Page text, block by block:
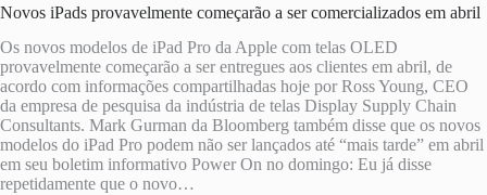
Novos iPads provavelmente começarão a ser comercializados em abril
Os novos modelos de iPad Pro da Apple com telas OLED
provavelmente começarão a ser entregues aos clientes em abril, de
acordo com informações compartilhadas hoje por Ross Young, CEO
da empresa de pesquisa da indústria de telas Display Supply Chain
Consultants. Mark Gurman da Bloomberg também disse que os novos
modelos do iPad Pro podem não ser lançados até “mais tarde” em abril
em seu boletim informativo Power On no domingo: Eu já disse
repetidamente que o novo…